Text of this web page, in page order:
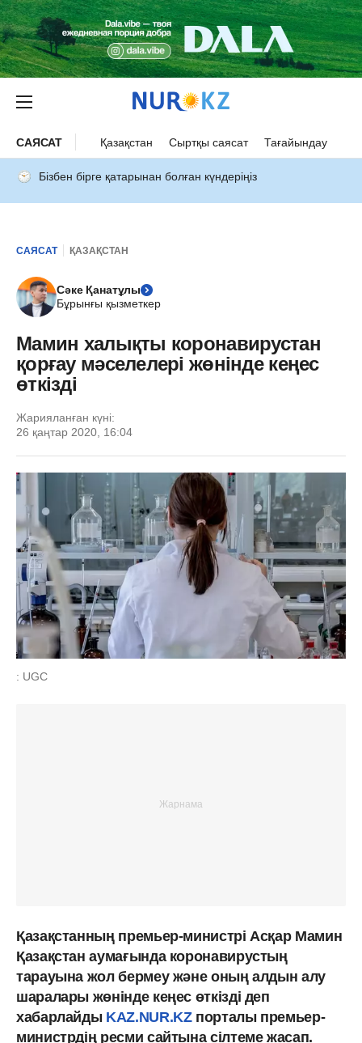
САЯСАТ Қазақстан Сыртқы саясат Тағайындау
Бізбен бірге қатарынан болған күндеріңіз
САЯСАТ ҚАЗАҚСТАН
Сәке Қанатұлы
Бұрынғы қызметкер
Мамин халықты коронавирустан
қорғау мәселелері жөнінде кеңес
өткізді
Жарияланған күні:
26 қаңтар 2020, 16:04
: UGC
Қазақстанның премьер-министрі Асқар Мамин
Қазақстан аумағында коронавирустың
тарауына жол бермеу және оның алдын алу
шаралары жөнінде кеңес өткізді деп
хабарлайды KAZ.NUR.KZпорталы премьер-
министрдің ресми сайтына сілтеме жасап.